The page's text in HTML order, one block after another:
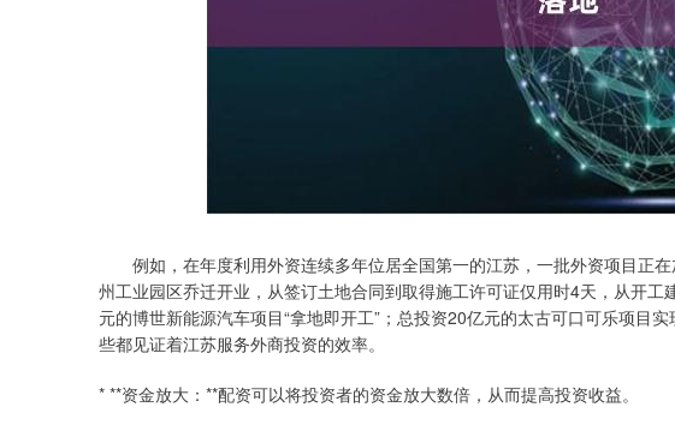
例如，在年度利用外资连续多年位居全国第一的江苏，一批外资项目正
州工业园区乔迁开业，从签订土地合同到取得施工许可证仅用时4天，从开
元的博世新能源汽车项目“拿地即开工”；总投资20亿元的太古可口可乐项目
些都见证着江苏服务外商投资的效率。
* **资金放大：**配资可以将投资者的资金放大数倍，从而提高投资收益。